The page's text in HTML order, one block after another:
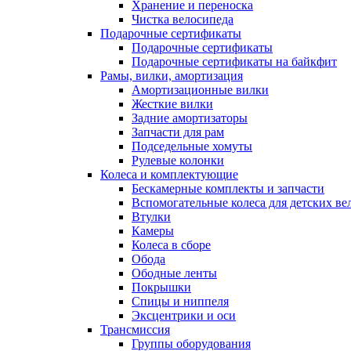
Хранение и переноска
Чистка велосипеда
Подарочные сертификаты
Подарочные сертификаты
Подарочные сертификаты на байкфит
Рамы, вилки, амортизация
Амортизационные вилки
Жесткие вилки
Задние амортизаторы
Запчасти для рам
Подседельные хомуты
Рулевые колонки
Колеса и комплектующие
Бескамерные комплекты и запчасти
Вспомогательные колеса для детских
Втулки
Камеры
Колеса в сборе
Обода
Ободные ленты
Покрышки
Спицы и ниппеля
Эксцентрики и оси
Трансмиссия
Группы оборудования